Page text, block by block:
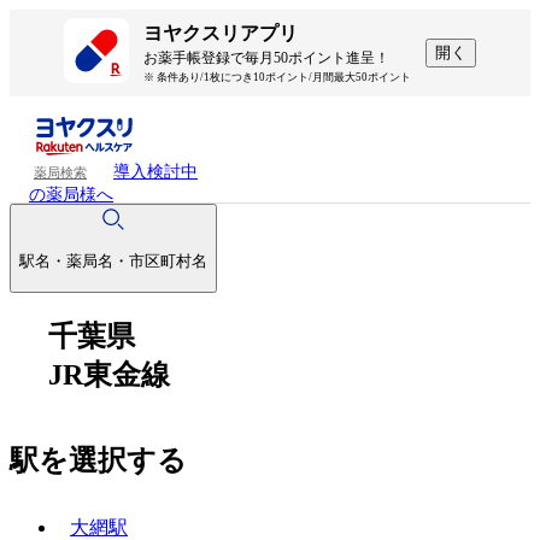
ヨヤクスリアプリ
お薬手帳登録で毎月50ポイント進呈！
※ 条件あり/1枚につき10ポイント/月間最大50ポイント
開く
薬局検索
導入検討中
の薬局様へ
駅名・薬局名・市区町村名
千葉県
JR東金線
駅を選択する
大網駅